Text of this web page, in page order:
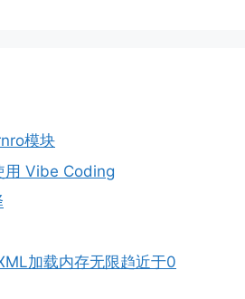
模块
用 Vibe Coding
加载内存无限趋近于0